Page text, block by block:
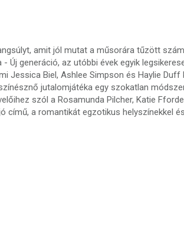
amit jól mutat a műsorára tűzött
Új generáció, az utóbbi évek egyik
Jessica Biel, Ashlee Simpson és Haylie
jutalomjátéka egy szokatlan
szól a Rosamunda Pilcher, Katie
a romantikát egzotikus helyszínekkel